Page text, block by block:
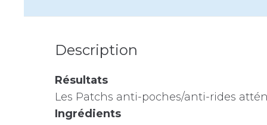
Description
Résultats
Les Patchs anti-poches/anti-rides
Ingrédients